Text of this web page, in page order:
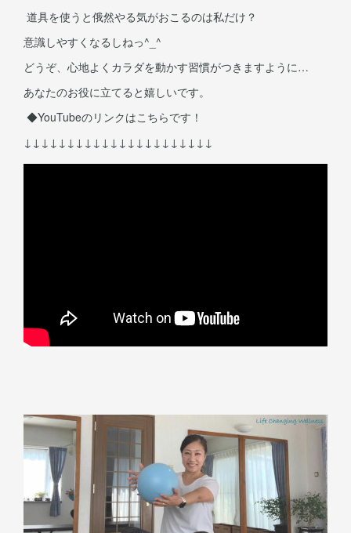
道具を使うと俄然やる気がおこるのは私だけ？
意識しやすくなるしねっ^_^
どうぞ、心地よくカラダを動かす習慣がつきますように…
あなたのお役に立てると嬉しいです。
◆YouTubeのリンクはこちらです！
↓↓↓↓↓↓↓↓↓↓↓↓↓↓↓↓↓↓↓↓↓↓